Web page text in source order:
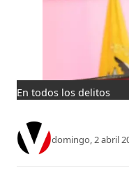
En todos los delitos
domingo, 2 abril